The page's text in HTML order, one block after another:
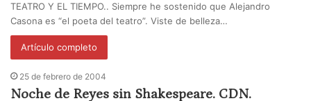
TEATRO Y EL TIEMPO.. Siempre he sostenido que Alejandro
Casona es “el poeta del teatro”. Viste de belleza…
Artículo completo
25 de febrero de 2004
Noche de Reyes sin Shakespeare. CDN.